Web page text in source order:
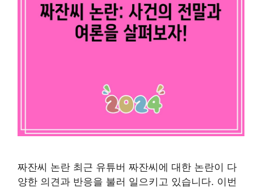
짜잔씨 논란 최근 유튜버 짜잔씨에 대한 논란이 다
양한 의견과 반응을 불러 일으키고 있습니다. 이번